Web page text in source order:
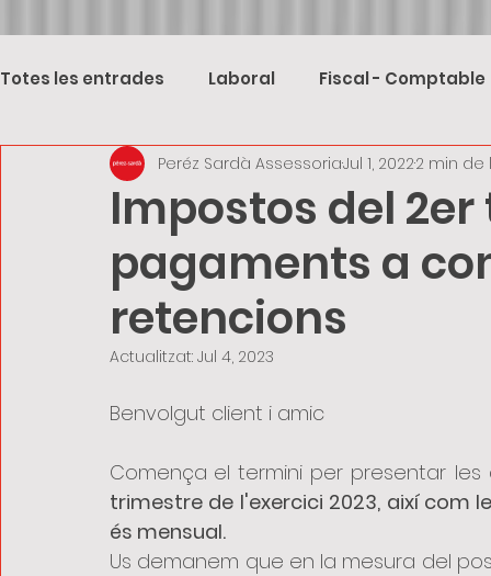
Totes les entrades Laboral Fiscal - Comptable
Impostos del
pagaments a
retencions
Peréz Sardà AssessoriaJul 1, 20222 min de
Actualitzat: Jul 4, 2023
Benvolgut client i amic
Comença el termini per presentar
trimestre de l'exercici 2023, així com
és mensual.
Us demanem que en la mesura del